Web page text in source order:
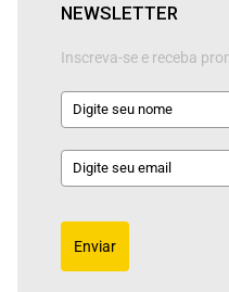
NEWSLETTER
Inscreva-se e receba
Enviar